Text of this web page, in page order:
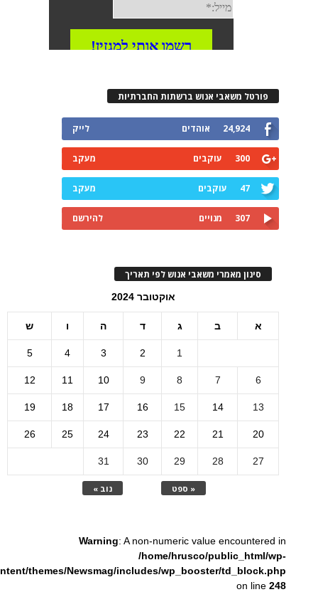
פורטל משאבי אנוש ברשתות החברתיות
24,924 אוהדים לייק
300 עוקבים מעקב
47 עוקבים מעקב
307 מנויים להירשם
סינון מאמרי משאבי אנוש לפי תאריך
אוקטובר 2024
א ב ג ד ה ו ש
« ספט נוב »
1
2
3
4
5
6
7
8
9
10
11
12
13
14
15
16
17
18
19
20
21
22
23
24
25
26
27
28
29
30
31
Warning: A non-numeric value encountered in
/home/hrusco/public_html/wp-
themes/Newsmag/includes/wp_booster/td_block.php
on line248